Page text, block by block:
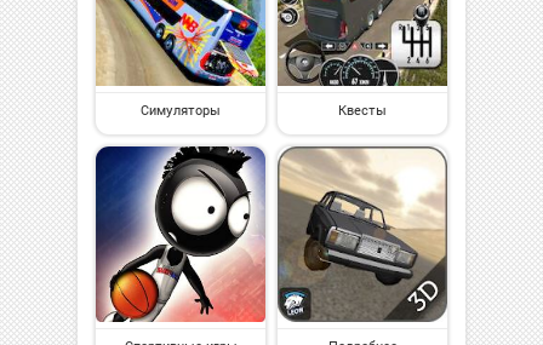
Симуляторы Квесты